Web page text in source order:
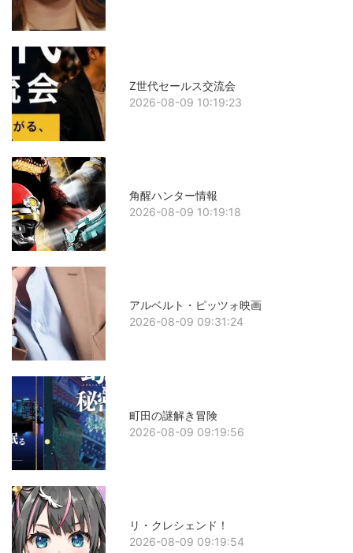
Z世代セールス交流会
2026-08-09 10:19:23
角醒ハンター情報
2026-08-09 10:19:18
アルベルト・ピッツォ映画
2026-08-09 09:31:24
町田の謎解き冒険
2026-08-09 09:19:56
リ・クレシェンド！
2026-08-09 09:19:54